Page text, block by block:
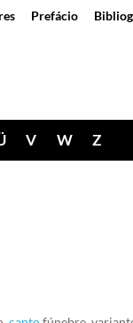
Prefácio
V W Z